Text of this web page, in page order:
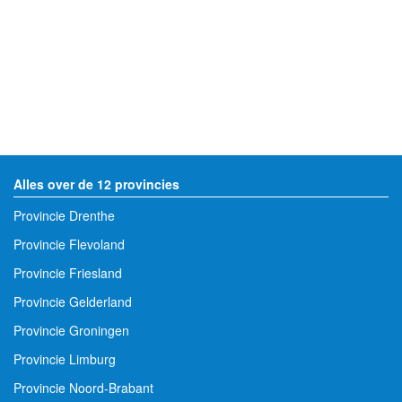
Alles over de 12 provincies
Provincie Drenthe
Provincie Flevoland
Provincie Friesland
Provincie Gelderland
Provincie Groningen
Provincie Limburg
Provincie Noord-Brabant